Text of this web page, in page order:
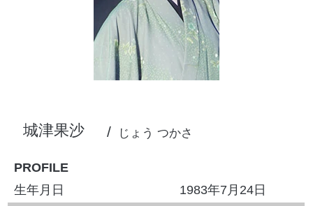
城津果沙 じょう つかさ
PROFILE
生年月日
1983年7月24日